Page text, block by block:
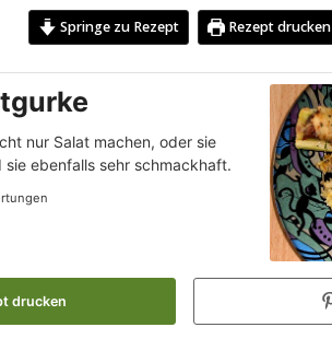
Springe zu Rezept Rezept drucken
nur Salat machen, oder sie
ebenfalls sehr schmackhaft.
drucken